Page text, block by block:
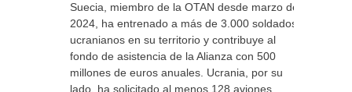
Suecia, miembro de la OTAN desde marzo de
2024, ha entrenado a más de 3.000 soldados
ucranianos en su territorio y contribuye al
fondo de asistencia de la Alianza con 500
millones de euros anuales. Ucrania, por su
lado, ha solicitado al menos 128 aviones